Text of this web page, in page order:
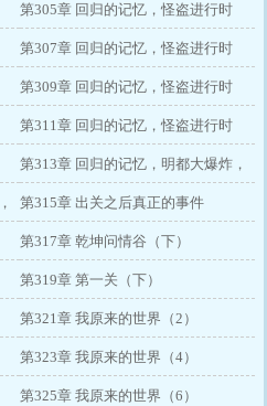
（2）进入
第305章 回归的记忆，怪盗进行时
（4）换气扇都成固定通道了惹
第307章 回归的记忆，怪盗进行时
（6）为什么又是触手啊！
第309章 回归的记忆，怪盗进行时
（8）屏幕前的世界
第311章 回归的记忆，怪盗进行时
（10）哪里来的写真集？
第313章 回归的记忆，明都大爆炸，
前奏
第315章 出关之后真正的事件
第317章 乾坤问情谷（下）
第319章 第一关（下）
第321章 我原来的世界（2）
第323章 我原来的世界（4）
第325章 我原来的世界（6）